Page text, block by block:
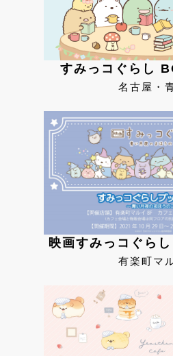
すみっコぐらし
名古屋・
映画すみっコぐら
有楽町マ